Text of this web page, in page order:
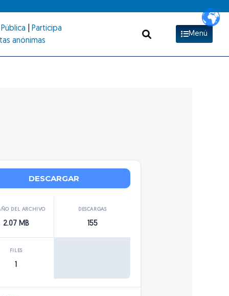
Participa
anónimas
Menú
DESCARGAR
DEL ARCHIVO
2.07 MB
DESCARGAS
155
FILES
1